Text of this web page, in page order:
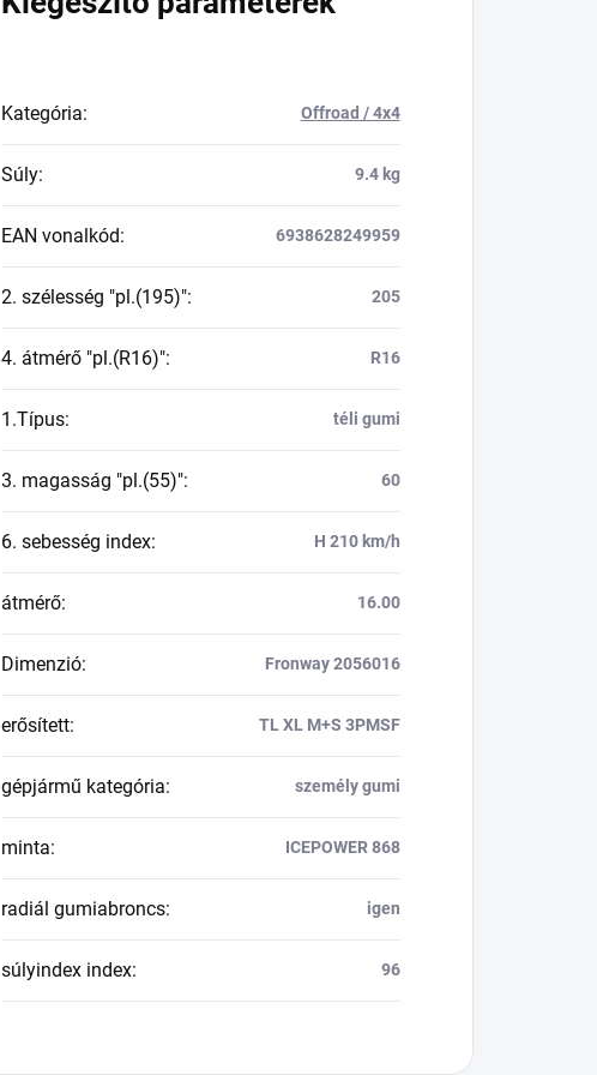
Kategória: Offroad / 4x4
Súly: 9.4 kg
EAN vonalkód: 6938628249959
2. szélesség "pl.(195)": 205
4. átmérő "pl.(R16)": R16
1.Típus: téli gumi
3. magasság "pl.(55)": 60
6. sebesség index: H 210 km/h
átmérő: 16.00
Dimenzió: Fronway 2056016
erősített: TL XL M+S 3PMSF
gépjármű kategória: személy gumi
minta: ICEPOWER 868
radiál gumiabroncs: igen
súlyindex index: 96